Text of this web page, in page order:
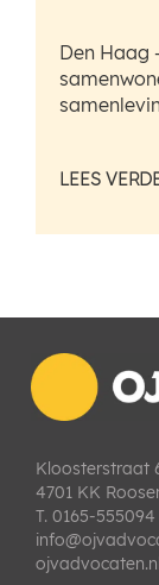
Den Haag
LEES
Kloosterstraat
4701 KK
T. 0165-555094
ojvadvocaten.nl